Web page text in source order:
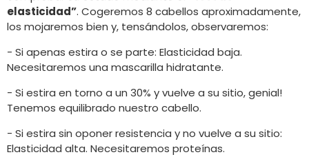
elasticidad”. Cogeremos 8 cabellos aproximadamente,
los mojaremos bien y, tensándolos, observaremos:
- Si apenas estira o se parte: Elasticidad baja.
Necesitaremos una mascarilla hidratante.
- Si estira en torno a un 30% y vuelve a su sitio, genial!
Tenemos equilibrado nuestro cabello.
- Si estira sin oponer resistencia y no vuelve a su sitio:
Elasticidad alta. Necesitaremos proteínas.